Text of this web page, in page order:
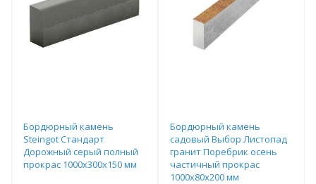
Бордюрный камень
Steingot Стандарт
Дорожный серый полный
прокрас 1000х300х150 мм
Бордюрный камень
садовый Выбор Листопад
гранит Поребрик осень
частичный прокрас
1000х80х200 мм